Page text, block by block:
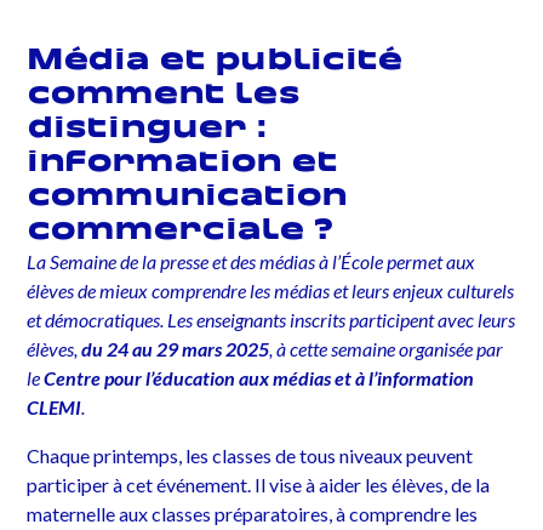
Média et publicité
comment les
distinguer :
information et
communication
commerciale ?
La Semaine de la presse et des médias à l’École permet aux
élèves de mieux comprendre les médias et leurs enjeux culturels
et démocratiques. Les enseignants inscrits participent avec leurs
élèves,du 24 au 29 mars 2025, à cette semaine organisée par
leCentre pour l’éducation aux médias et à l’information
CLEMI.
Chaque printemps, les classes de tous niveaux peuvent
participer à cet événement. Il vise à aider les élèves, de la
maternelle aux classes préparatoires, à comprendre les